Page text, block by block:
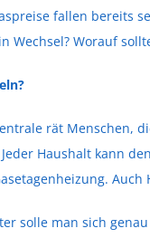
fallen bereits
Wechsel? Worauf
rät Menschen,
Haushalt kann
solle man sich